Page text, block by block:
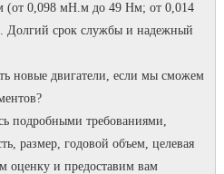
(от 0,098 мН.м до 49 Нм; от 0,014
Долгий срок службы и надежный
новые двигатели, если мы сможем
подробными требованиями,
размер, годовой объем, целевая
оценку и предоставим вам